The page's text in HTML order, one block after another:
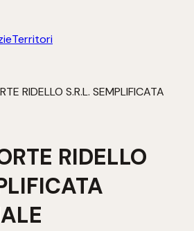
Territori
RIDELLO S.R.L. SEMPLIFICATA
RIDELLO